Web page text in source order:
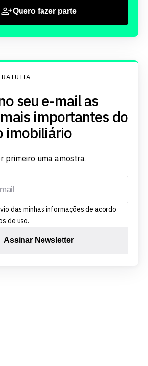
Quero fazer parte
seu e-mail as
importantes do
imobiliário
primeiro uma amostra.
das minhas informações de acordo
de uso.
Assinar Newsletter